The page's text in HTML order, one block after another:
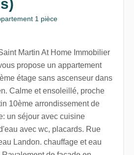
1 pièce
Martin At Home Immobilier
propose un appartement
étage sans ascenseur dans
Calme et ensoleillé, proche
10ème arrondissement de
un séjour avec cuisine
avec wc, placards. Rue
Landon. chauffage et eau